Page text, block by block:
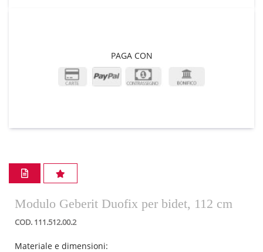
PAGA CON
Modulo Geberit Duofix per bidet, 112 cm
COD. 111.512.00.2
Materiale e dimensioni: